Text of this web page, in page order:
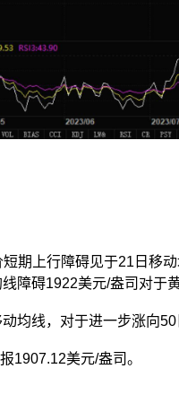
期上行障碍见于21日移
障碍1922美元/盎司对于
均线，对于进一步涨向
报1907.12美元/盎司。